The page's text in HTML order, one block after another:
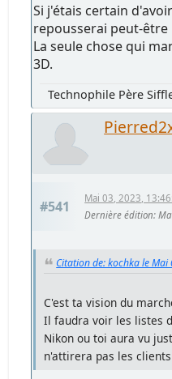
Si j'étais certain
repousserai peut-être
La seule chose qui
3D.
Technophile Père
#541
Mai 03, 2023,
Dernière édition:
Citation de: kochka le
C'est ta vision du
Il faudra voir les listes
Nikon ou toi aura vu
n'attirera pas les